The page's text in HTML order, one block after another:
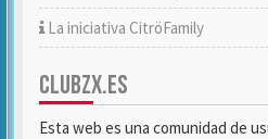
La iniciativa CitröFamily
CLUBZX.ES
Esta web es una comunidad de